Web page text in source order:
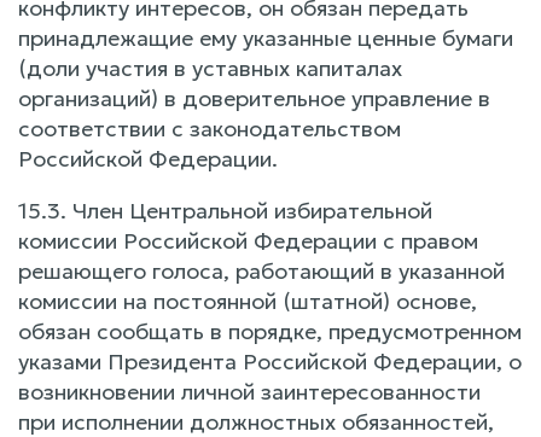
конфликту интересов, он обязан передать
принадлежащие ему указанные ценные бумаги
(доли участия в уставных капиталах
организаций) в доверительное управление в
соответствии с законодательством
Российской Федерации.
15.3. Член Центральной избирательной
комиссии Российской Федерации с правом
решающего голоса, работающий в указанной
комиссии на постоянной (штатной) основе,
обязан сообщать в порядке, предусмотренном
указами Президента Российской Федерации, о
возникновении личной заинтересованности
при исполнении должностных обязанностей,